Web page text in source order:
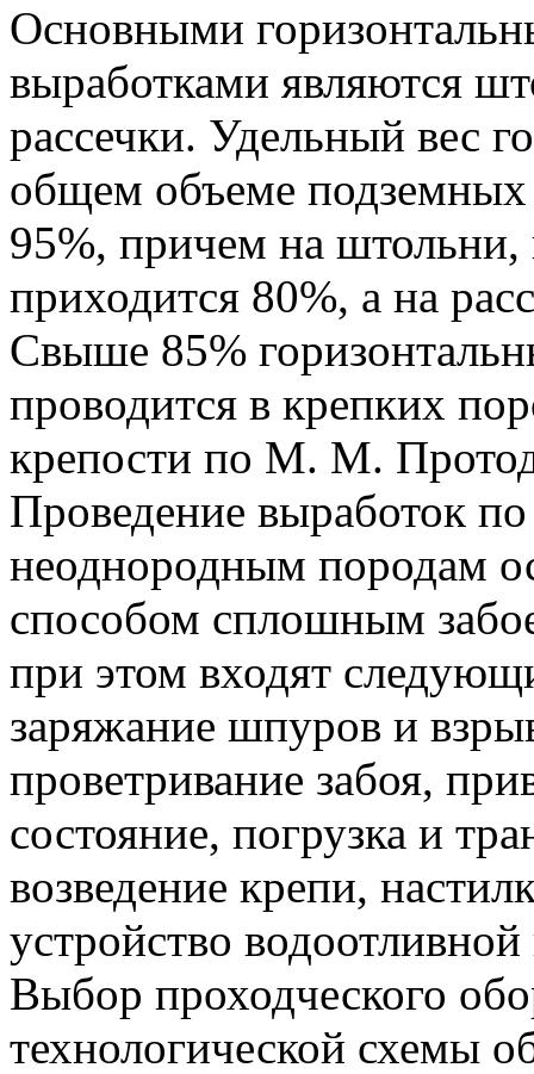
Основными
выработками являются
рассечки. Удельный вес
общем объеме подземных
95%, причем на
приходится 80%, а на
Свыше 85%
проводится в крепких
крепости по М. М.
Проведение выработок
неоднородным породам
способом сплошным
при этом входят
заряжание шпуров и
проветривание забоя,
состояние, погрузка и
возведение крепи,
устройство водоотливной
Выбор проходческого
технологической схемы